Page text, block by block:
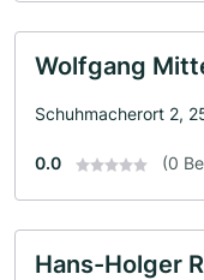
Wolfgang
Schuhmacherort 2,
0.0 (0
Hans-Holger